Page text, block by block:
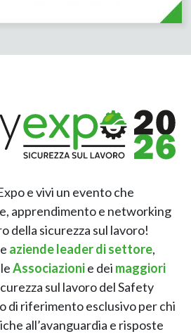
e vivi un evento che
apprendimento e networking
della sicurezza sul lavoro!
aziende leader di settore,
Associazionie dei maggiori
sul lavoro del Safety
di riferimento esclusivo per chi
all’avanguardia e risposte